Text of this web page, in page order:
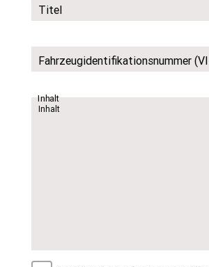
Titel
Fahrzeugidentifikationsnummer
Inhalt